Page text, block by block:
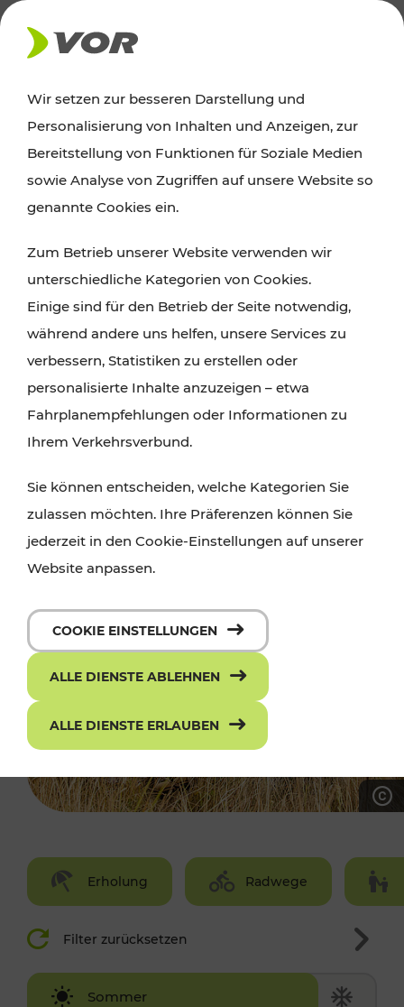
AKTUELLES
Ausflugstipps
Wien, Niederösterreich und das Burgenland
Wanderungen, Kultur und Gastronomie,
Radtouren oder purer Naturgenuss – viele
Attraktionen sind mit den Ticket- und Fahrplan-
Angeboten des VOR gut und schnell erreichbar.
Erholung Radwege
Filter zurücksetzen
Sommer
Winter
Wir setzen zur besseren Darstellung und
Personalisierung von Inhalten und Anzeigen, zur
Bereitstellung von Funktionen für Soziale Medien
sowie Analyse von Zugriffen auf unsere Website so
genannte Cookies ein.
Zum Betrieb unserer Website verwenden wir
unterschiedliche Kategorien von Cookies.
Einige sind für den Betrieb der Seite notwendig,
während andere uns helfen, unsere Services zu
verbessern, Statistiken zu erstellen oder
personalisierte Inhalte anzuzeigen – etwa
Fahrplanempfehlungen oder Informationen zu
Ihrem Verkehrsverbund.
Sie können entscheiden, welche Kategorien Sie
zulassen möchten. Ihre Präferenzen können Sie
jederzeit in den Cookie-Einstellungen auf unserer
Website anpassen.
COOKIE EINSTELLUNGEN
ALLE DIENSTE ABLEHNEN
ALLE DIENSTE ERLAUBEN